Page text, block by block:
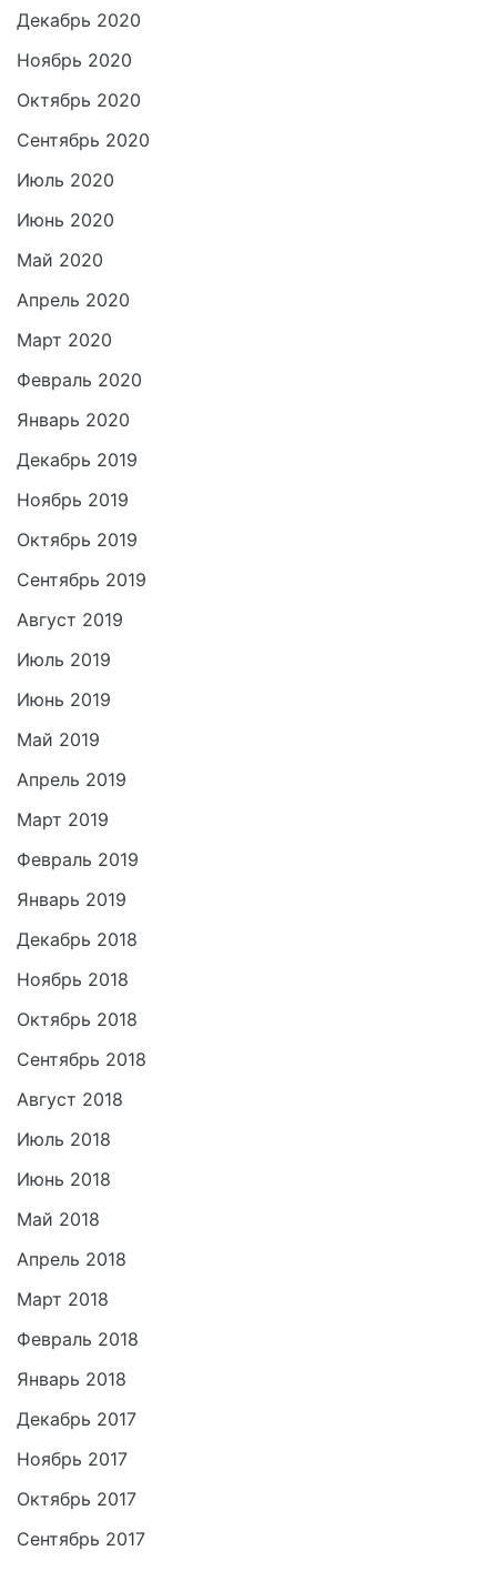
Декабрь 2020
Ноябрь 2020
Октябрь 2020
Сентябрь 2020
Июль 2020
Июнь 2020
Май 2020
Апрель 2020
Март 2020
Февраль 2020
Январь 2020
Декабрь 2019
Ноябрь 2019
Октябрь 2019
Сентябрь 2019
Август 2019
Июль 2019
Июнь 2019
Май 2019
Апрель 2019
Март 2019
Февраль 2019
Январь 2019
Декабрь 2018
Ноябрь 2018
Октябрь 2018
Сентябрь 2018
Август 2018
Июль 2018
Июнь 2018
Май 2018
Апрель 2018
Март 2018
Февраль 2018
Январь 2018
Декабрь 2017
Ноябрь 2017
Октябрь 2017
Сентябрь 2017